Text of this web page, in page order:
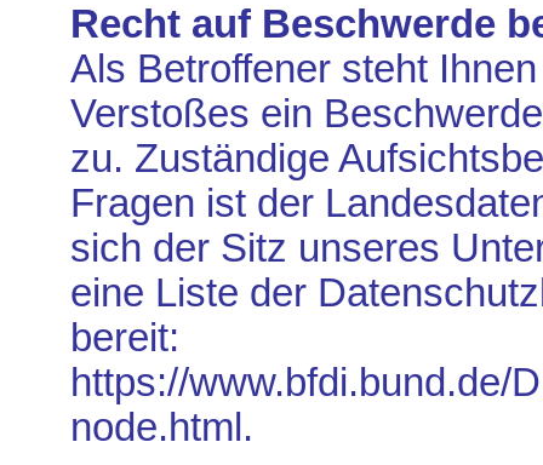
Recht auf Beschwerde
Als Betroffener steht
Verstoßes ein
zu. Zuständige
Fragen ist der
sich der Sitz unseres
eine Liste der
bereit:
https://www.bfdi.bund.de/
node.html .